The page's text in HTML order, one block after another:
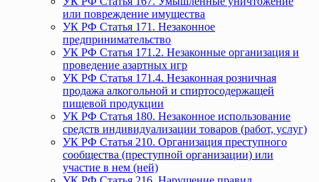
или повреждение имущества
УК РФ Статья 171. Незаконное
предпринимательство
УК РФ Статья 171.2. Незаконные организация и
проведение азартных игр
УК РФ Статья 171.4. Незаконная розничная
продажа алкогольной и спиртосодержащей
пищевой продукции
УК РФ Статья 180. Незаконное использование
средств индивидуализации товаров (работ, услуг)
УК РФ Статья 210. Организация преступного
сообщества (преступной организации) или
участие в нем (ней)